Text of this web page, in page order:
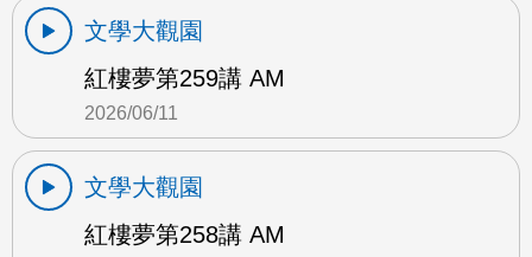
文學大觀園
紅樓夢第259講 AM
2026/06/11
文學大觀園
紅樓夢第258講 AM